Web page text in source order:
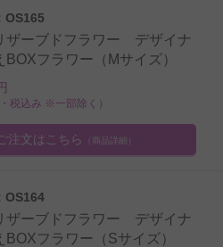
OS165
ーブドフラワー デザイナ
BOXフラワー（Mサイズ）
税込み ※一部除く）
注文はこちら （商品詳細）
OS164
ーブドフラワー デザイナ
BOXフラワー（Sサイズ）